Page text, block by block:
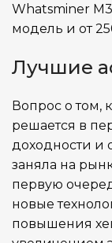
Whatsminer
модель и от
Лучшие
Вопрос о том,
решается в
доходности и
заняла на
первую
новые
повышения